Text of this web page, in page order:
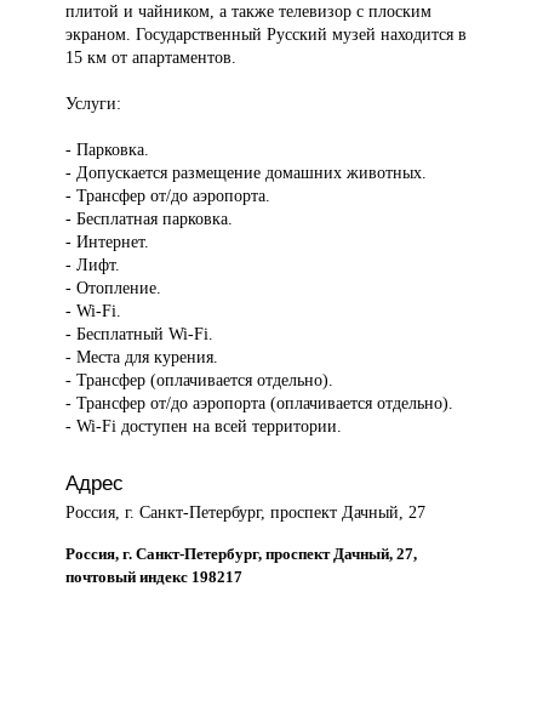
плитой и чайником, а также телевизор с плоским
экраном. Государственный Русский музей находится в
15 км от апартаментов.
Услуги:
- Парковка.
- Допускается размещение домашних животных.
- Трансфер от/до аэропорта.
- Бесплатная парковка.
- Интернет.
- Лифт.
- Отопление.
- Wi-Fi.
- Бесплатный Wi-Fi.
- Места для курения.
- Трансфер (оплачивается отдельно).
- Трансфер от/до аэропорта (оплачивается отдельно).
- Wi-Fi доступен на всей территории.
Адрес
Россия, г. Санкт-Петербург, проспект Дачный, 27
Россия, г. Санкт-Петербург, проспект Дачный, 27,
почтовый индекс 198217